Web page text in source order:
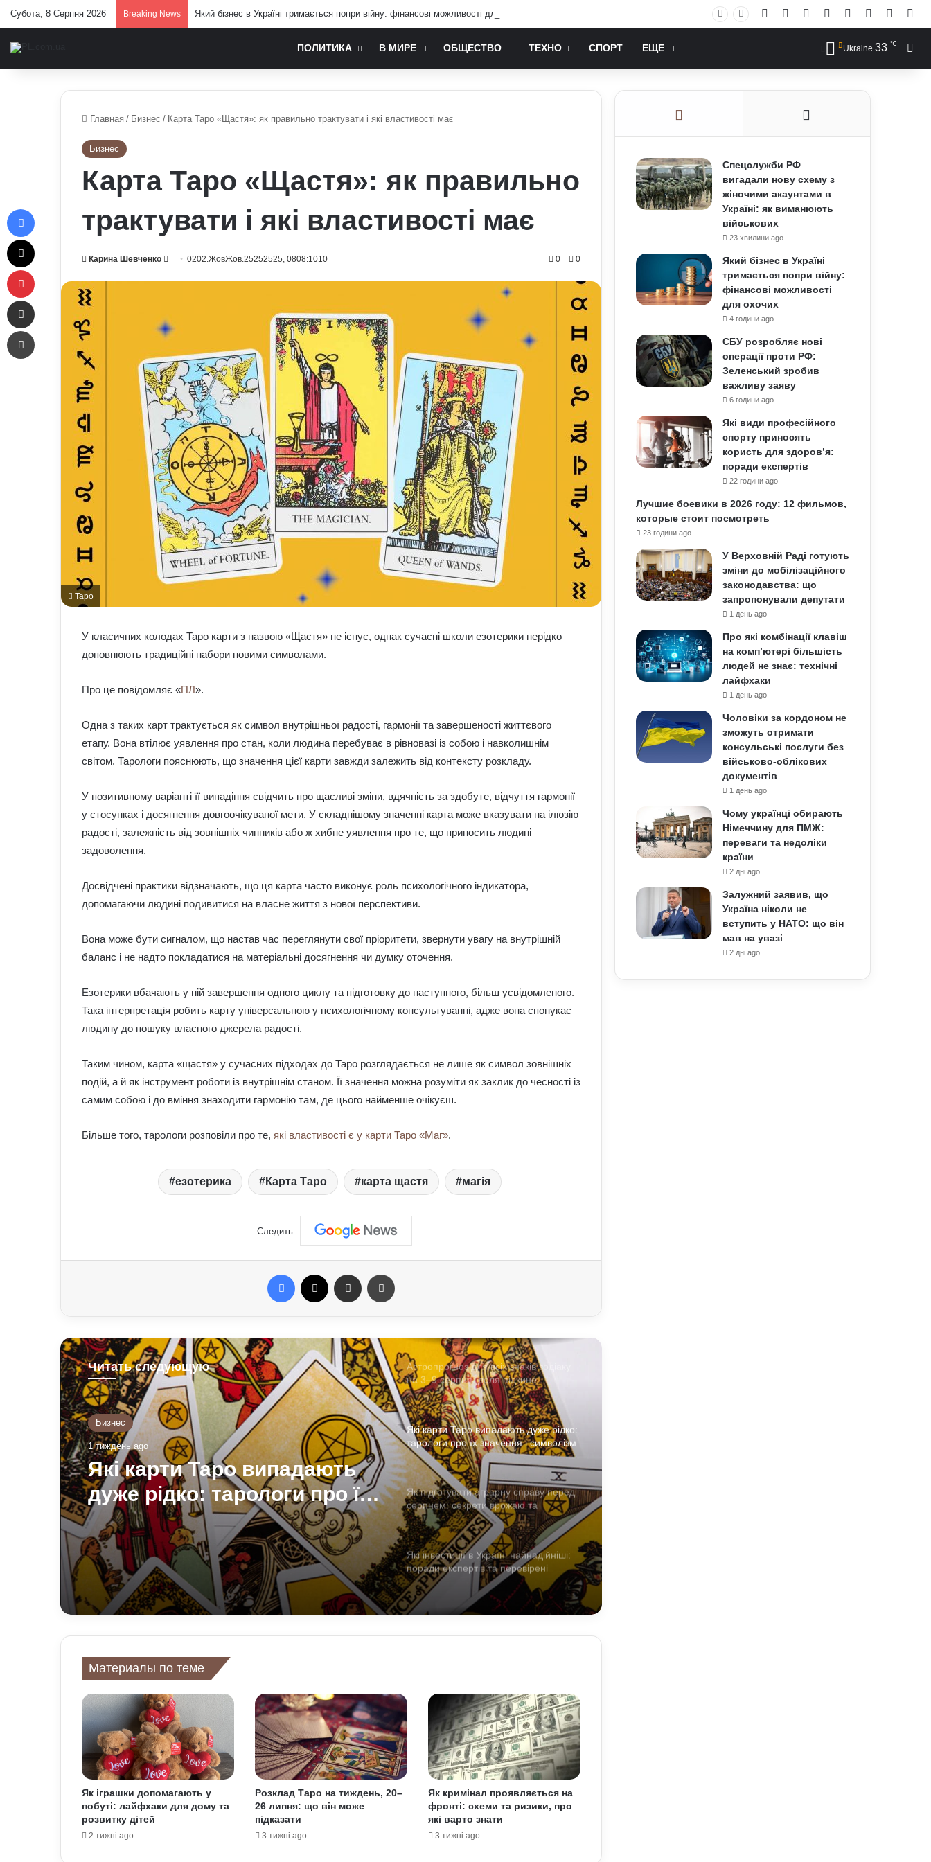
Субота, 8 Серпня 2026 Breaking News Який бізнес в Україні тримається попри війну: фінансові можливості для охочих Facebook YouTubeInstagram
RSS Log In
ПОЛИТИКА В МИРЕ ОБЩЕСТВО ТЕХНО СПОРТ ЕЩЕ Ukraine 33 ℃
Главная / Бизнес / Карта Таро «Щастя»: як правильно трактувати і які властивості має
Бизнес
Карта Таро «Щастя»: як правильно
трактувати і які властивості має
Карина Шевченко
Send0202.ЖовЖов.25252525, 0808:1010 0 0
Таро
У класичних колодах Таро карти з назвою «Щастя» не існує, однак сучасні школи езотерики нерідко
доповнюють традиційні набори новими символами.
Про це повідомляє «ПЛ».
Одна з таких карт трактується як символ внутрішньої радості, гармонії та завершеності життєвого
етапу. Вона втілює уявлення про стан, коли людина перебуває в рівновазі із собою і навколишнім
світом. Тарологи пояснюють, що значення цієї карти завжди залежить від контексту розкладу.
У позитивному варіанті її випадіння свідчить про щасливі зміни, вдячність за здобуте, відчуття гармонії
у стосунках і досягнення довгоочікуваної мети. У складнішому значенні карта може вказувати на ілюзію
радості, залежність від зовнішніх чинників або ж хибне уявлення про те, що приносить людині
задоволення.
Досвідчені практики відзначають, що ця карта часто виконує роль психологічного індикатора,
допомагаючи людині подивитися на власне життя з нової перспективи.
Вона може бути сигналом, що настав час переглянути свої пріоритети, звернути увагу на внутрішній
баланс і не надто покладатися на матеріальні досягнення чи думку оточення.
Езотерики вбачають у ній завершення одного циклу та підготовку до наступного, більш усвідомленого.
Така інтерпретація робить карту універсальною у психологічному консультуванні, адже вона спонукає
людину до пошуку власного джерела радості.
Таким чином, карта «щастя» у сучасних підходах до Таро розглядається не лише як символ зовнішніх
подій, а й як інструмент роботи із внутрішнім станом. Її значення можна розуміти як заклик до чесності із
самим собою і до вміння знаходити гармонію там, де цього найменше очікуєш.
Більше того, тарологи розповіли про те, які властивості є у карти Таро «Маг».
езотерика Карта Таро карта щастя магія
Следить
Facebook Отправить e-mail
Читать следующую
Бизнес
1 тиждень ago
Які карти Таро випадають
дуже рідко: тарологи про їх
значення і символізм
Розклад Таро на 27 липня – 2 серпня:
як його правильно робити і що
демонструватимуть карти
бути корисними: факти про вплив на
організм
найефективніші культури
Чому кіберспорт впливає на сучасний
світ: розвиток технологій, культури та
Астропрогноз для всіх знаків зодіаку
на 3–9 серпня: доля підкине
сюрпризи
Які карти Таро випадають дуже рідко:
тарологи про їх значення і символізм
Як підготувати аграрну справу перед
серпнем: секрети врожаю та
ефективності
Які інвестиції в Україні найнадійніші:
поради експертів та перевірені
напрямки
Розклад Таро на 27 липня – 2 серпня:
бути корисними: факти про вплив на
організм
Що краще садити на городі
наприкінці липня: аграрії назвали
найефективніші культури
Чому кіберспорт впливає на сучасний
світ: розвиток технологій, культури та
економіки
Материалы по теме
Як іграшки допомагають у
побуті: лайфхаки для дому та
розвитку дітей
2 тижні ago
Розклад Таро на тиждень, 20–
26 липня: що він може
підказати
3 тижні ago
Як кримінал проявляється на
фронті: схеми та ризики, про
які варто знати
3 тижні ago
Спецслужби РФ
вигадали нову схему з
жіночими акаунтами в
Україні: як виманюють
військових
23 хвилини ago
Який бізнес в Україні
тримається попри війну:
фінансові можливості
для охочих
4 години ago
СБУ розробляє нові
операції проти РФ:
Зеленський зробив
важливу заяву
6 години ago
Які види професійного
спорту приносять
користь для здоров’я:
поради експертів
22 години ago
Лучшие боевики в 2026 году: 12 фильмов,
которые стоит посмотреть
23 години ago
У Верховній Раді готують
зміни до мобілізаційного
законодавства: що
запропонували депутати
1 день ago
Про які комбінації клавіш
на комп’ютері більшість
людей не знає: технічні
лайфхаки
1 день ago
Чоловіки за кордоном не
зможуть отримати
консульські послуги без
військово-облікових
документів
1 день ago
Чому українці обирають
Німеччину для ПМЖ:
переваги та недоліки
країни
2 дні ago
Залужний заявив, що
Україна ніколи не
вступить у НАТО: що він
мав на увазі
2 дні ago